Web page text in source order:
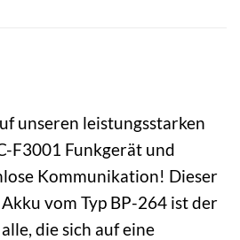
unseren leistungsstarken
F3001 Funkgerät und
Kommunikation! Dieser
vom Typ BP-264 ist der
die sich auf eine